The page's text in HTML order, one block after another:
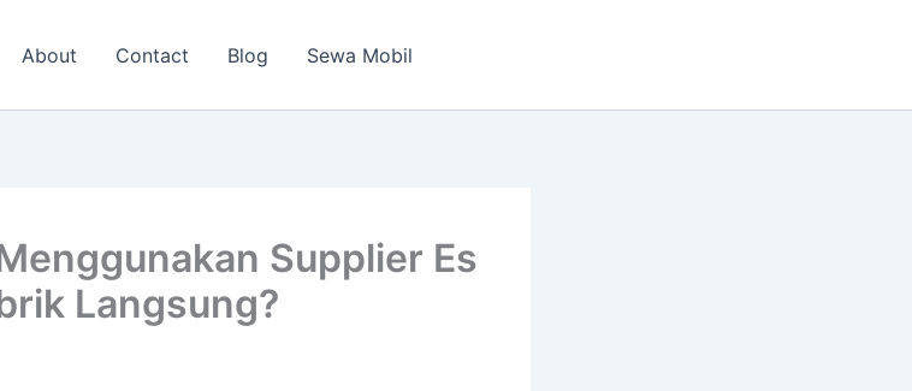
About Contact Blog Sewa Mobil
Supplier Es
Langsung?